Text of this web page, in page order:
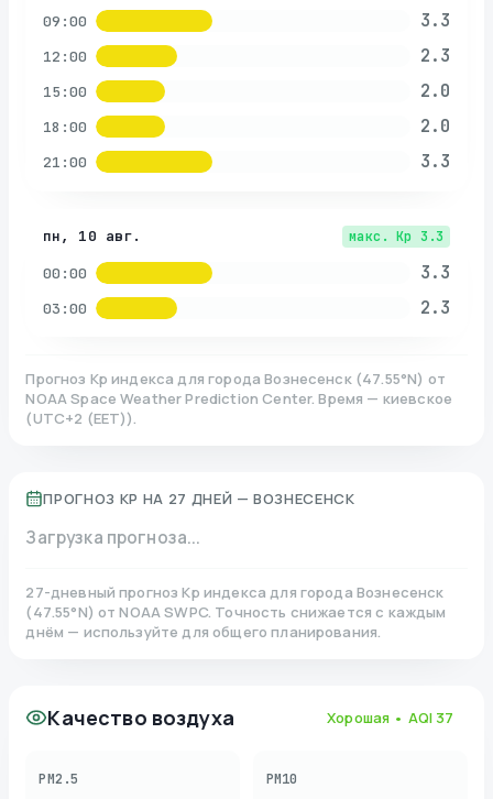
09:00 3.3
12:00 2.3
15:00 2.0
18:00 2.0
21:00 3.3
пн, 10 авг. макс. Kp 3.3
00:00 3.3
03:00 2.3
Прогноз Kp индекса для города Вознесенск(47.55°N) от
NOAA Space Weather Prediction Center. Время — киевское
(UTC+2 (EET)).
ПРОГНОЗ KP НА 27 ДНЕЙ — ВОЗНЕСЕНСК
Загрузка прогноза...
27-дневный прогноз Kp индекса для города Вознесенск
(47.55°N)от NOAA SWPC. Точность снижается с каждым
днём — используйте для общего планирования.
Качество воздуха Хорошая • AQI 37
PM2.5 PM10